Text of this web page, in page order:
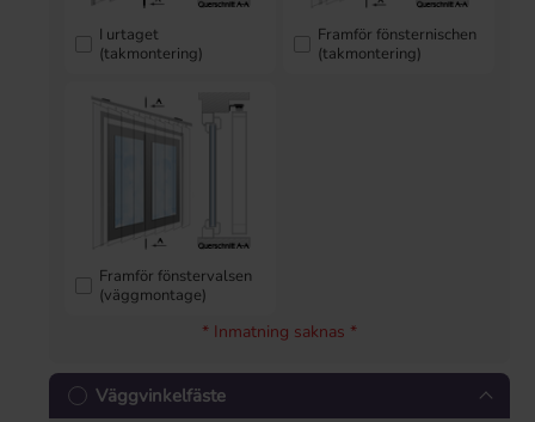
I urtaget
(takmontering)
Framför fönsternischen
(takmontering)
Framför fönstervalsen
(väggmontage)
* Inmatning saknas *
Väggvinkelfäste